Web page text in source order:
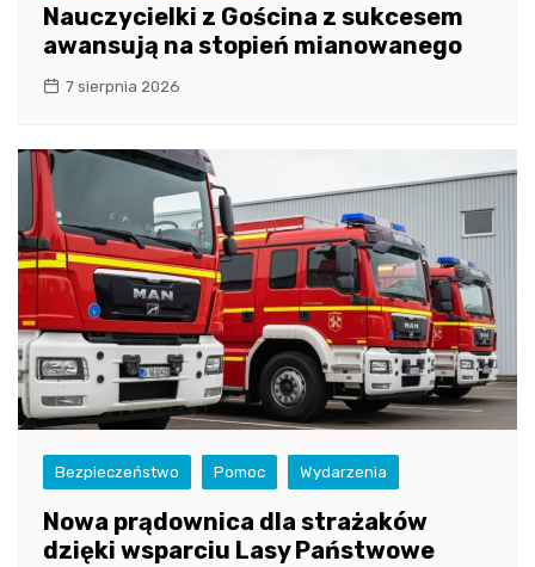
Nauczycielki z Gościna z sukcesem
awansują na stopień mianowanego
7 sierpnia 2026
Bezpieczeństwo Pomoc Wydarzenia
Nowa prądownica dla strażaków
dzięki wsparciu Lasy Państwowe